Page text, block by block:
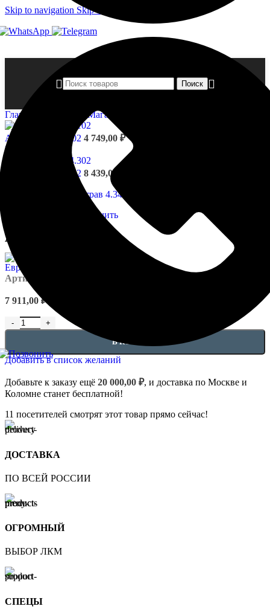
Skip to navigation Skip to main content
Поиск
Главная страница Магазин
Архитрав 4.34.102 4 749,00 ₽
Назад к товарам
Архитрав 4.04.302 8 439,00
Нажмите, чтобы увеличить
Архитрав 4.34.101
Артикул:
7 911,00₽
Количество товара Архитрав 4.34.101
В КОРЗИНУ
Добавить в список желаний
Добавьте к заказу ещё 20 000,00 ₽, и доставка по Москве и
Коломне станет бесплатной!
11 посетителей смотрят этот товар прямо сейчас!
ДОСТАВКА
ПО ВСЕЙ РОССИИ
ОГРОМНЫЙ
ВЫБОР ЛКМ
СПЕЦЫ